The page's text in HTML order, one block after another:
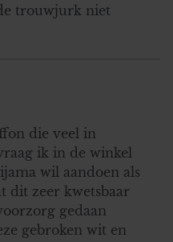
trouwjurk niet
die veel in
ik in de winkel
wil aandoen als
dit zeer kwetsbaar
gedaan
gebroken wit en